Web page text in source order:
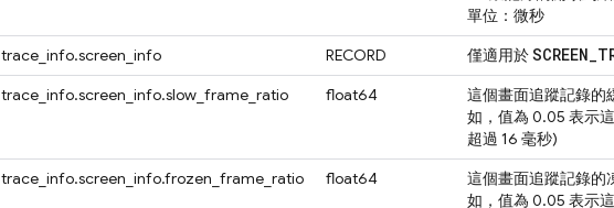
單位：微秒
trace_info.screen_info
RECORD 僅適用於SCREEN_
trace_info.screen_info.slow_frame_ratio float64
這個畫面追蹤記錄的
如，值為 0.05 表示
超過 16 毫秒)
trace_info.screen_info.frozen_frame_ratio
float64
這個畫面追蹤記錄的
如，值為 0.05 表示